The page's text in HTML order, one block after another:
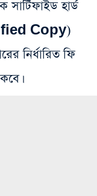
হার্ড
Copy)
নির্ধারিত ফি